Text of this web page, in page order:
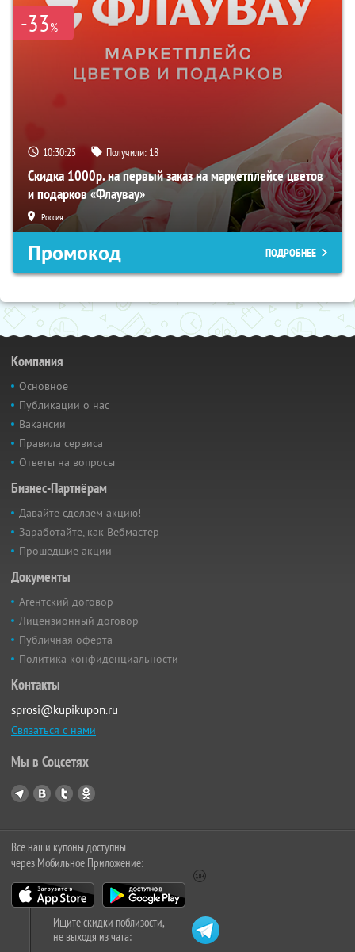
-33%
10:30:23 Получили: 18
Скидка 1000р. на первый заказ на маркетплейсе цветов
и подарков «Флаувау»
Россия
Промокод ПОДРОБНЕЕ
Компания
Основное
Публикации о нас
Вакансии
Правила сервиса
Ответы на вопросы
Бизнес-Партнёрам
Давайте сделаем акцию!
Заработайте, как Вебмастер
Прошедшие акции
Документы
Агентский договор
Лицензионный договор
Публичная оферта
Политика конфиденциальности
Контакты
sprosi@kupikupon.ru
Связаться с нами
Мы в Соцсетях
Все наши купоны доступны
через Мобильное Приложение:
Ищите скидки поблизости,
не выходя из чата: